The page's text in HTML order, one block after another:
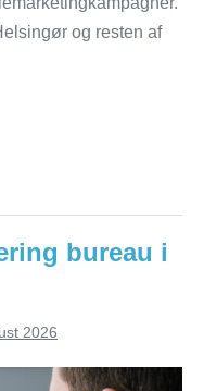
og resten af
bureau i
2026